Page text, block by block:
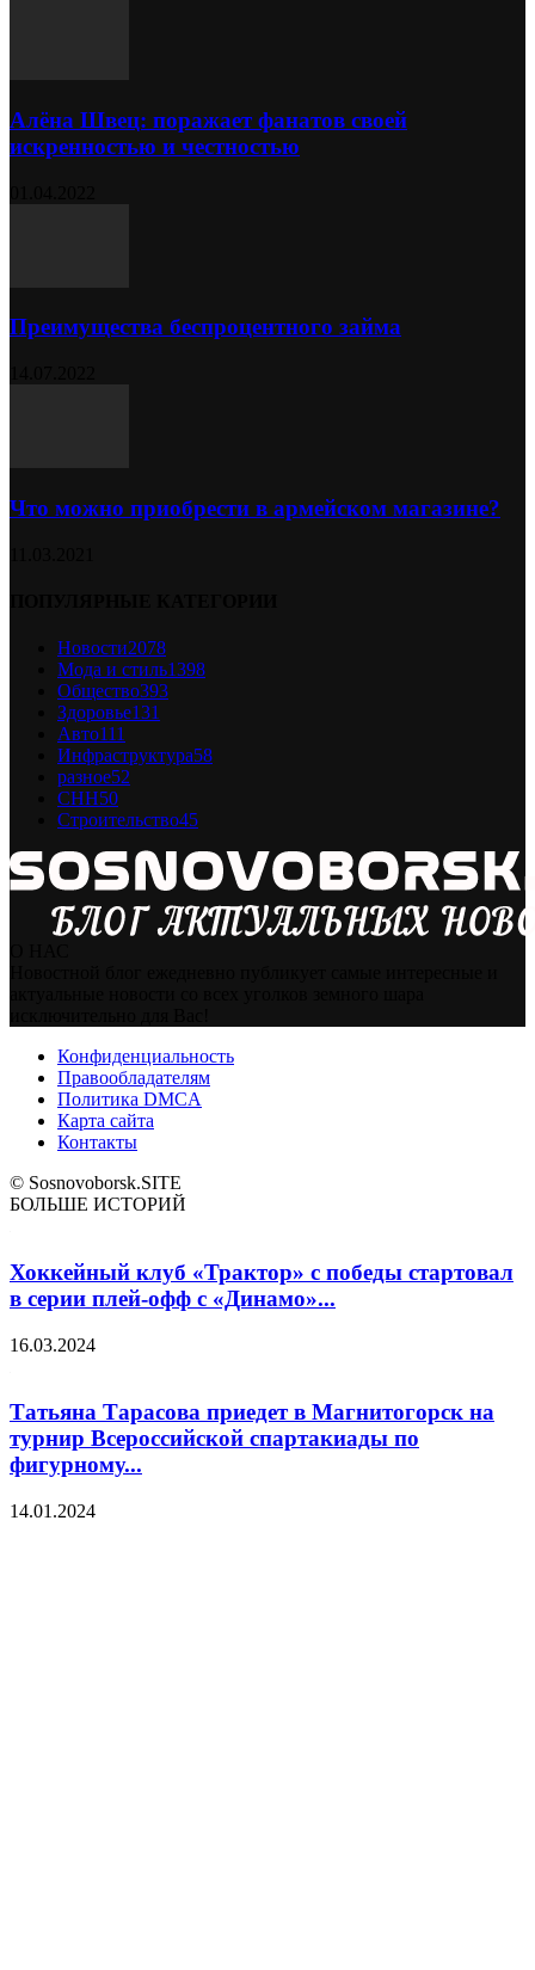
Алёна Швец: поражает фанатов своей
искренностью и честностью
Преимущества беспроцентного займа
Что можно приобрести в армейском магазине?
Новости2078
Мода и стиль1398
Общество393
Здоровье131
Авто111
Инфраструктура58
разное52
СНН50
Строительство45
Конфиденциальность
Правообладателям
Политика DMCA
Карта сайта
Контакты
© Sosnovoborsk.SITE
БОЛЬШЕ ИСТОРИЙ
Хоккейный клуб «Трактор» с победы стартовал
в серии плей-офф с «Динамо»...
16.03.2024
Татьяна Тарасова приедет в Магнитогорск на
турнир Всероссийской спартакиады по
фигурному...
14.01.2024